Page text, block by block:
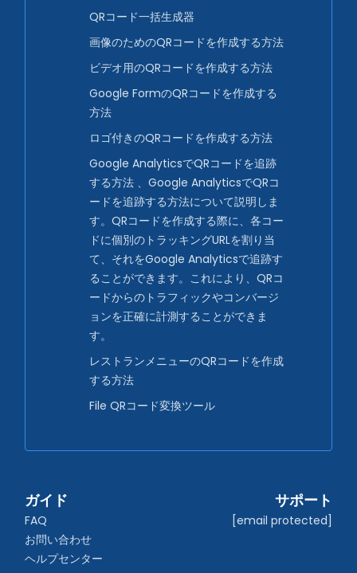
QRコード一括生成器
画像のためのQRコードを作成する方法
ビデオ用のQRコードを作成する方法
Google FormのQRコードを作成する
方法
ロゴ付きのQRコードを作成する方法
Google AnalyticsでQRコードを追跡
する方法 、Google AnalyticsでQRコ
ードを追跡する方法について説明しま
す。QRコードを作成する際に、各コー
ドに個別のトラッキングURLを割り当
て、それをGoogle Analyticsで追跡す
ることができます。これにより、QRコ
ードからのトラフィックやコンバージ
ョンを正確に計測することができま
す。
レストランメニューのQRコードを作成
する方法
File QRコード変換ツール
ガイド
FAQ
お問い合わせ
ヘルプセンター
サポート
[email protected]